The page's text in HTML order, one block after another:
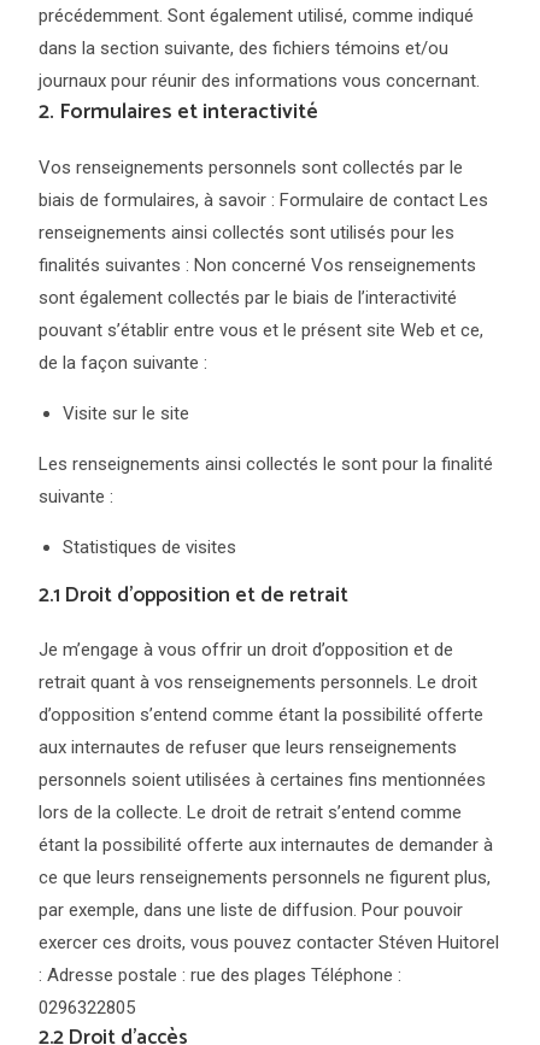
précédemment. Sont également utilisé, comme indiqué
dans la section suivante, des fichiers témoins et/ou
journaux pour réunir des informations vous concernant.
2. Formulaires et interactivité
Vos renseignements personnels sont collectés par le
biais de formulaires, à savoir : Formulaire de contact Les
renseignements ainsi collectés sont utilisés pour les
finalités suivantes : Non concerné Vos renseignements
sont également collectés par le biais de l’interactivité
pouvant s’établir entre vous et le présent site Web et ce,
de la façon suivante :
Visite sur le site
Les renseignements ainsi collectés le sont pour la finalité
suivante :
Statistiques de visites
2.1 Droit d’opposition et de retrait
Je m’engage à vous offrir un droit d’opposition et de
retrait quant à vos renseignements personnels. Le droit
d’opposition s’entend comme étant la possibilité offerte
aux internautes de refuser que leurs renseignements
personnels soient utilisées à certaines fins mentionnées
lors de la collecte. Le droit de retrait s’entend comme
étant la possibilité offerte aux internautes de demander à
ce que leurs renseignements personnels ne figurent plus,
par exemple, dans une liste de diffusion. Pour pouvoir
exercer ces droits, vous pouvez contacter Stéven Huitorel
: Adresse postale : rue des plages Téléphone :
0296322805
2.2 Droit d’accès